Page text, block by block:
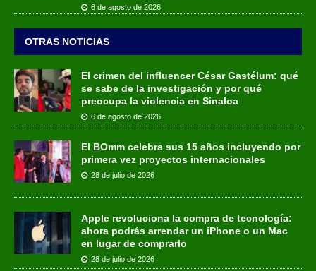
6 de agosto de 2026
OTRAS NOTICIAS
El crimen del influencer César Gastélum: qué
se sabe de la investigación y por qué
preocupa la violencia en Sinaloa
6 de agosto de 2026
El BOmm celebra sus 15 años incluyendo por
primera vez proyectos internacionales
28 de julio de 2026
Apple revoluciona la compra de tecnología:
ahora podrás arrendar un iPhone o un Mac
en lugar de comprarlo
28 de julio de 2026